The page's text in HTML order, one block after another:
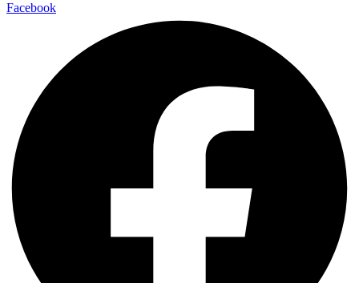
Facebook